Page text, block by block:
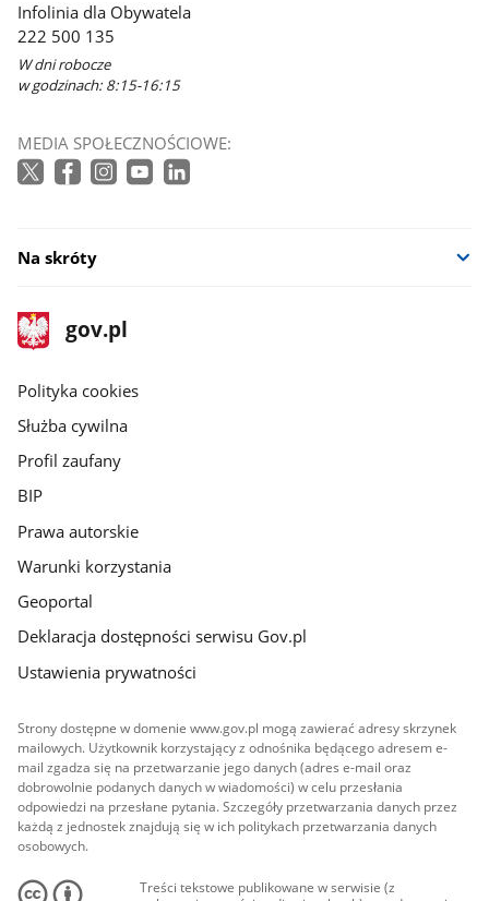
Infolinia dla Obywatela
222 500 135
W dni robocze
w godzinach: 8:15-16:15
MEDIA SPOŁECZNOŚCIOWE:
Na skróty
stopka
gov.pl
Strona
gov.pl
gov.pl
Polityka cookies
Służba cywilna
Profil zaufany
BIP
Prawa autorskie
Warunki korzystania
Geoportal
Deklaracja dostępności serwisu Gov.pl
Ustawienia prywatności
Strony dostępne w domenie www.gov.pl mogą zawierać adresy skrzynek
mailowych. Użytkownik korzystający z odnośnika będącego adresem e-
mail zgadza się na przetwarzanie jego danych (adres e-mail oraz
dobrowolnie podanych danych w wiadomości) w celu przesłania
odpowiedzi na przesłane pytania. Szczegóły przetwarzania danych przez
każdą z jednostek znajdują się w ich politykach przetwarzania danych
osobowych.
Treści tekstowe publikowane w serwisie (z